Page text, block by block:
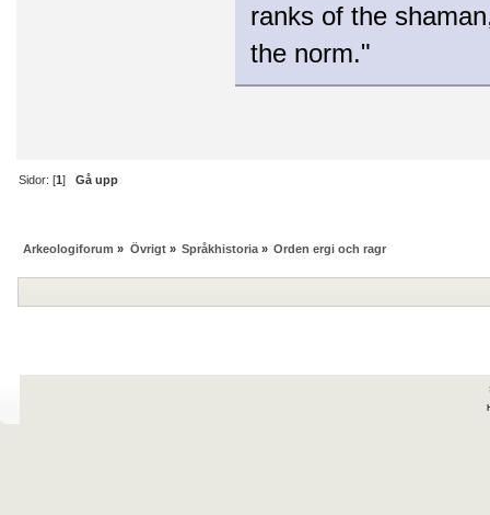
ranks of the
the norm."
Sidor: [1]Gå upp
Arkeologiforum » Övrigt» Språkhistoria» Orden ergi och ragr